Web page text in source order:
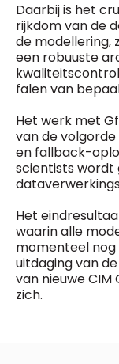
Daarbij is het
rijkdom van de
de modellering,
een robuuste
falen van
Het werk met
van de
en fallback-
scientists
Het
waarin alle
momenteel nog
uitdaging van
van nieuwe
zich.